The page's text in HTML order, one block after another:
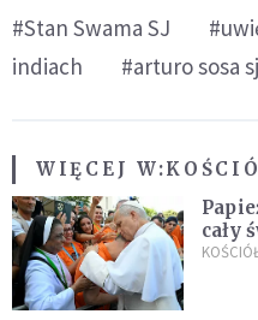
#Stan Swama SJ
indiach
#arturo sosa sj
WIĘCEJ W:
cały